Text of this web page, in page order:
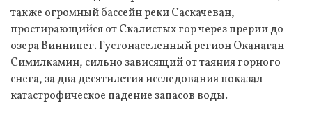
также огромный бассейн реки Саскачеван,
простирающийся от Скалистых гор через прерии до
озера Виннипег. Густонаселенный регион Оканаган–
Симилкамин, сильно зависящий от таяния горного
снега, за два десятилетия исследования показал
катастрофическое падение запасов воды.